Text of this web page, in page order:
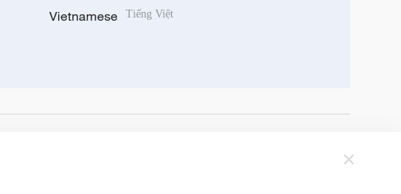
Vietnamese Tiếng Việt